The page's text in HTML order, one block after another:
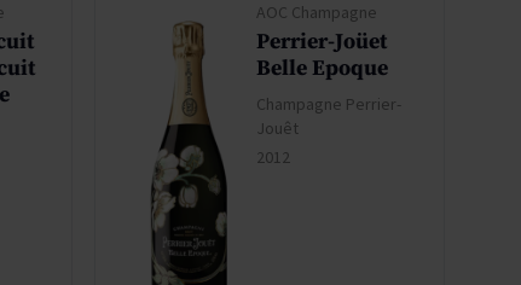
AOC Champagne
Perrier-Joüet
Belle Epoque
Champagne Perrier-
Jouêt
2012